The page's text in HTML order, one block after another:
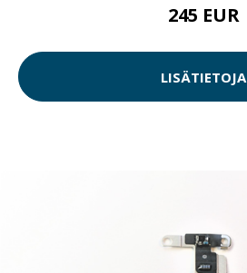
245 EUR
LISÄTIETOJA